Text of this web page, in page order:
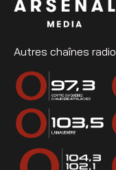
Autres chaînes radio